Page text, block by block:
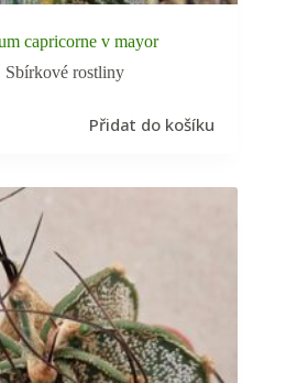
capricorne v mayor
Sbírkové rostliny
Přidat do košíku